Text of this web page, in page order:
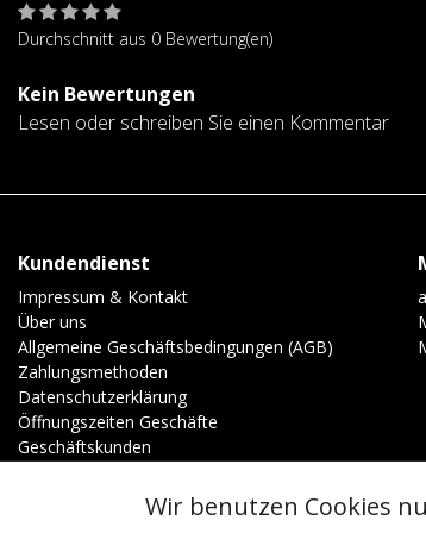
Durchschnitt aus 0 Bewertung(en)
Kein Bewertungen
Lesen oder schreiben Sie einen Kommentar
Kundendienst
Impressum & Kontakt
Über uns
Allgemeine Geschäftsbedingungen (AGB)
Zahlungsmethoden
Datenschutzerklärung
Öffnungszeiten Geschäfte
Geschäftskunden
© Copyright 2026 - | Realisatie InStijl Media
Wir benutzen Cookies